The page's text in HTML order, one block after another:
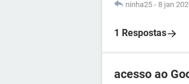
ninha25 - 8 jan
1 Respostas
acesso ao